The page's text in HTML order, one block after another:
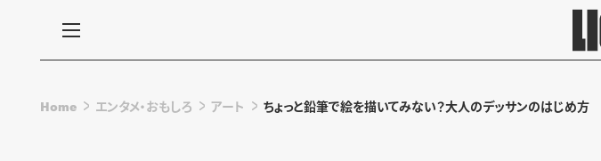
Home エンタメ・おもしろ アート ちょっと鉛筆で絵を描いてみない？大人のデッサンのはじめ方